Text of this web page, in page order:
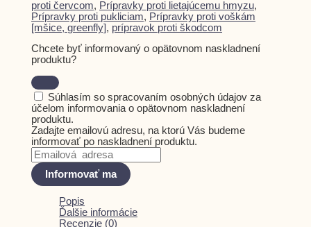
proti červcom, Prípravky proti lietajúcemu hmyzu,
Prípravky proti pukliciam, Prípravky proti voškám
[mšice, greenfly], prípravok proti škodcom
Chcete byť informovaný o opätovnom naskladnení
produktu?
Súhlasím so spracovaním osobných údajov za
účelom informovania o opätovnom naskladnení
produktu.
Zadajte emailovú adresu, na ktorú Vás budeme
informovať po naskladnení produktu.
Informovať ma
Popis
Ďalšie informácie
Recenzie (0)